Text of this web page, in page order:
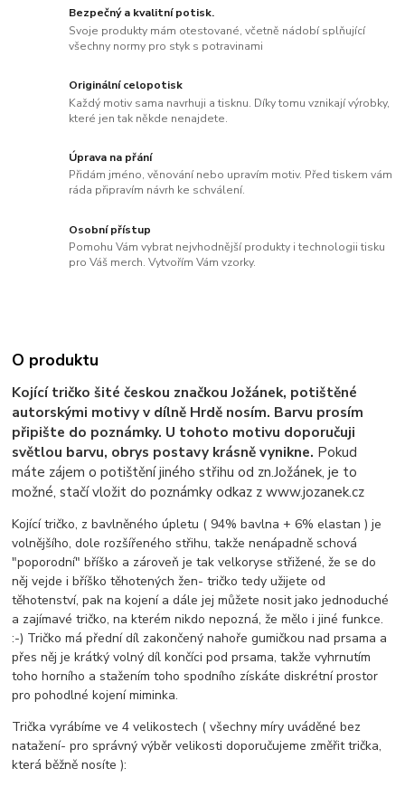
Bezpečný a kvalitní potisk.
Svoje produkty mám otestované, včetně nádobí splňující
všechny normy pro styk s potravinami
Originální celopotisk
Každý motiv sama navrhuji a tisknu. Díky tomu vznikají výrobky,
které jen tak někde nenajdete.
Úprava na přání
Přidám jméno, věnování nebo upravím motiv. Před tiskem vám
ráda připravím návrh ke schválení.
Osobní přístup
Pomohu Vám vybrat nejvhodnější produkty i technologii tisku
pro Váš merch. Vytvořím Vám vzorky.
O produktu
Kojící tričko šité českou značkou Jožánek, potištěné
autorskými motivy v dílně Hrdě nosím. Barvu prosím
připište do poznámky. U tohoto motivu doporučuji
světlou barvu, obrys postavy krásně vynikne. Pokud
máte zájem o potištění jiného střihu od zn.Jožánek, je to
možné, stačí vložit do poznámky odkaz z www.jozanek.cz
Kojící tričko, z bavlněného úpletu ( 94% bavlna + 6% elastan ) je
volnějšího, dole rozšířeného střihu, takže nenápadně schová
"poporodní" bříško a zároveň je tak velkoryse střižené, že se do
něj vejde i bříško těhotených žen- tričko tedy užijete od
těhotenství, pak na kojení a dále jej můžete nosit jako jednoduché
a zajímavé tričko, na kterém nikdo nepozná, že mělo i jiné funkce.
:-) Tričko má přední díl zakončený nahoře gumičkou nad prsama a
přes něj je krátký volný díl končíci pod prsama, takže vyhrnutím
toho horního a stažením toho spodního získáte diskrétní prostor
pro pohodlné kojení miminka.
Trička vyrábíme ve 4 velikostech ( všechny míry uváděné bez
natažení- pro správný výběr velikosti doporučujeme změřit trička,
která běžně nosíte ):